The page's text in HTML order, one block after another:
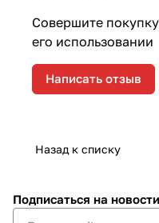
Совершите
его использовании
Написать отзыв
Назад к списку
Подписаться на